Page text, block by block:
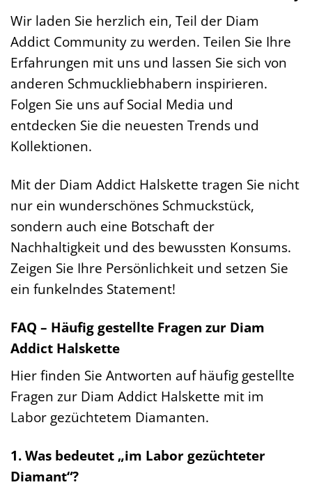
Wir laden Sie herzlich ein, Teil der Diam
Addict Community zu werden. Teilen Sie Ihre
Erfahrungen mit uns und lassen Sie sich von
anderen Schmuckliebhabern inspirieren.
Folgen Sie uns auf Social Media und
entdecken Sie die neuesten Trends und
Kollektionen.
Mit der Diam Addict Halskette tragen Sie nicht
nur ein wunderschönes Schmuckstück,
sondern auch eine Botschaft der
Nachhaltigkeit und des bewussten Konsums.
Zeigen Sie Ihre Persönlichkeit und setzen Sie
ein funkelndes Statement!
FAQ – Häufig gestellte Fragen zur Diam
Addict Halskette
Hier finden Sie Antworten auf häufig gestellte
Fragen zur Diam Addict Halskette mit im
Labor gezüchtetem Diamanten.
1. Was bedeutet „im Labor gezüchteter
Diamant“?